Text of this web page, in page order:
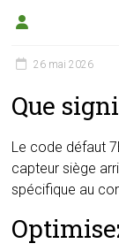
26 mai 2026
Que
Le code défaut
capteur siège
spécifique au